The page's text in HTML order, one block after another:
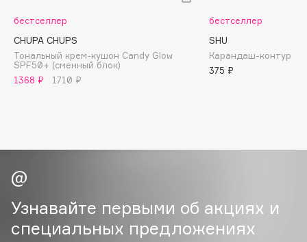
Brunello Cucinelli
Bvlgari
by TERRY
BY WISHTREND
C
Cadence
Carbon Theory
Carmex
бестселлер
CHUPA CHUPS
Тональный крем-кушон Candy Glow
SPF50+ (сменный блок)
1368 ₽
1710 ₽
бестселлер
SHU
Карандаш-контур
375 ₽
Узнавайте первыми об акциях и
специальных предложениях